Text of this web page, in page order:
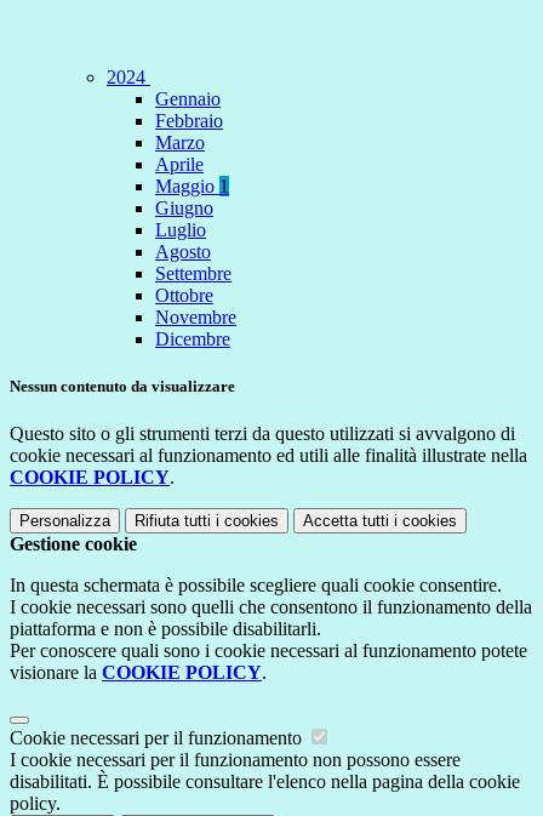
2024
Gennaio
Febbraio
Marzo
Aprile
Maggio 1
Giugno
Luglio
Agosto
Settembre
Ottobre
Novembre
Dicembre
Nessun contenuto da visualizzare
Questo sito o gli strumenti terzi da questo utilizzati si avvalgono di
cookie necessari al funzionamento ed utili alle finalità illustrate nella
COOKIE POLICY.
Personalizza Rifiuta tutti i cookies Accetta tutti i cookies
Gestione cookie
In questa schermata è possibile scegliere quali cookie consentire.
I cookie necessari sono quelli che consentono il funzionamento della
piattaforma e non è possibile disabilitarli.
Per conoscere quali sono i cookie necessari al funzionamento potete
visionare la COOKIE POLICY.
Cookie necessari per il funzionamento
I cookie necessari per il funzionamento non possono essere
disabilitati. È possibile consultare l'elenco nella pagina della cookie
policy.